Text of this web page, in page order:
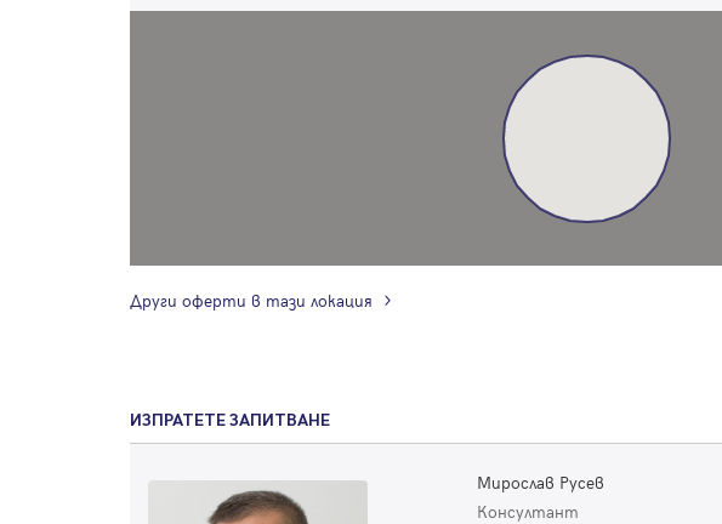
Други оферти в тази локация
ИЗПРАТЕТЕ ЗАПИТВАНЕ
Мирослав Русев
Консултант